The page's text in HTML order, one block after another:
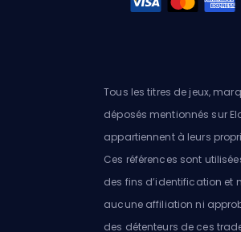
Tous les titres de jeux,
déposés mentionnés sur
appartiennent à leurs
Ces références sont
des fins d’identification et
aucune affiliation ni
des détenteurs de ces